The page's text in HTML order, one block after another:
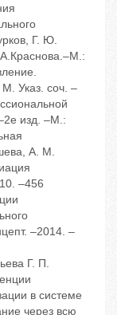
Г. Ю.
Указ. соч. –
изд. –М.:
А. М.
–456
–2014. –
Г. П.
в системе
через всю